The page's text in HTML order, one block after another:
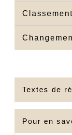
Textes de
Pour en